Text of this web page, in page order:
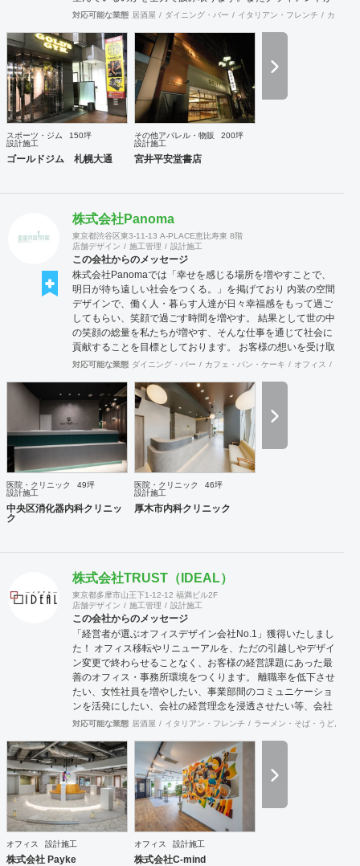
思い描いていることをどのように表現していいのかお困りの
培ってきた当社ならではのノウハウでご提案いたします。
対応可能な業態 居酒屋 ダイニング・バー イタリアン・フレンチ カフェ
スポーツ・ジム
150坪
設計施工
ゴールドジム 札幌大通
その他アパレル・物販
200坪
設計施工
宮井平安堂書店
株式会社Panoma
東京都渋谷区東3-11-13 A-PLACE恵比寿東 8階
店舗デザイン
施工管理 設計施工
この会社からのメッセージ
株式会社Panomaでは「幸せを感じる場所を増やすことで、
明日が待ち遠しい社会をつくる。」を掲げており 内装の空間
デザインで、働く人・暮らす人達が日々幸福感をもって過ご
してもらい、笑顔で過ごす時間を増やす。 結果として世の中
の笑顔の総量を私たちが増やす、そんな仕事を通じて社会に
貢献することを目標としております。 お客様の想いを受け取
り、その想いを具現化できるデザインと施工を心掛け、 創業
でおります。 お客様満足を追求し「あなたに出会えてよかっ
た企業」であり続けれるよう貢献していきます。 医療施設に
特化した内装デザイン・施工の提供ブラインド『Clione』も
展開中です！ 是非ご連絡をお待ちしております！！
対応可能な業態 ダイニング・バー カフェ・パン・ケーキ オフィス
医院・クリニック
49坪
設計施工
中央区消化器内科クリニッ
ク
医院・クリニック
46坪
設計施工
厚木市内科クリニック
株式会社TRUST（IDEAL）
東京都多摩市山王下1-12-12 福満ビル2F
店舗デザイン
施工管理 設計施工
この会社からのメッセージ
「経営者が選ぶオフィスデザイン会社No.1」獲得いたしまし
た！ オフィス移転やリニューアルを、ただの引越しやデザイ
ン変更で終わらせることなく、お客様の経営課題にあった最
善のオフィス・事務所環境をつくります。 離職率を低下させ
たい、女性社員を増やしたい、事業部間のコミュニケーショ
ンを活発にしたい、会社の経営理念を浸透させたい等、会社
の規模やフェーズによって様々な課題をかかえています。ど
今後どのような事業戦略を描き、どのような組織になってい
きたいのか。それらを共有することがオフィスデザインのス
タートとなります。 また、オフィスはスタッフにとって一日
の大半を過ごす場所です。機能的かつ快適な空間を作ること
は精神的な安心やモチベーション・作業効率の向上に繋がっ
ていくでしょう。このように、経営面の課題と現場の声をし
っかりとヒアリングした上で、最善なオフィスづくりをご提
案させていただきます。
対応可能な業態 居酒屋 イタリアン・フレンチ ラーメン・そば・うどん
オフィス 設計施工
株式会社 Payke
オフィス 設計施工
株式会社C-mind